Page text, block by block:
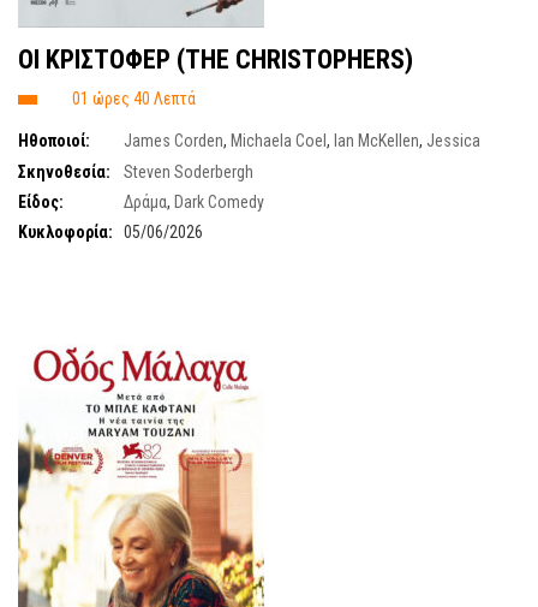
OI KΡΙΣΤΟΦΕΡ (ΤΗΕ CHRISTOPHERS)
01 ώρες 40 Λεπτά
Ηθοποιοί: James Corden, Michaela Coel , Ian McKellen, Jessica
Gunning
Σκηνοθεσία:
Steven Soderbergh
Είδος:
Δράμα, Dark Comedy
Κυκλοφορία:
05/06/2026